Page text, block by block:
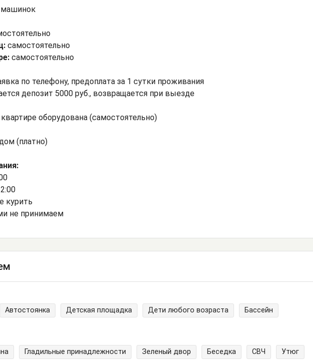
машинок
самостоятельно
самостоятельно
по телефону, предоплата за 1 сутки проживания
депозит 5000 руб., возвращается при выезде
квартире оборудована (самостоятельно)
(платно)
курить
не принимаем
Автостоянка Детская площадка Дети любого возраста Бассейн
Гладильные принадлежности Зеленый двор Беседка СВЧ
Утюг